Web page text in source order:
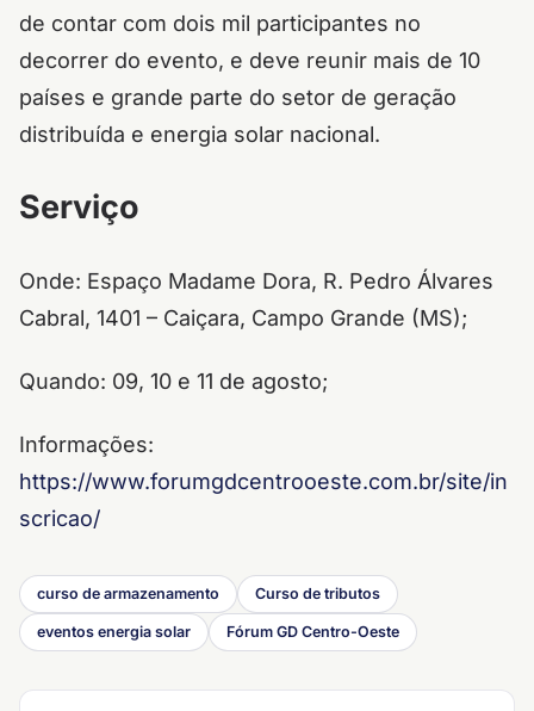
de contar com dois mil participantes no
decorrer do evento, e deve reunir mais de 10
países e grande parte do setor de geração
distribuída e energia solar nacional.
Serviço
Onde: Espaço Madame Dora, R. Pedro Álvares
Cabral, 1401 – Caiçara, Campo Grande (MS);
Quando: 09, 10 e 11 de agosto;
Informações:
https://www.forumgdcentrooeste.com.br/site/in
scricao/
curso de armazenamento Curso de tributos
eventos energia solar Fórum GD Centro-Oeste